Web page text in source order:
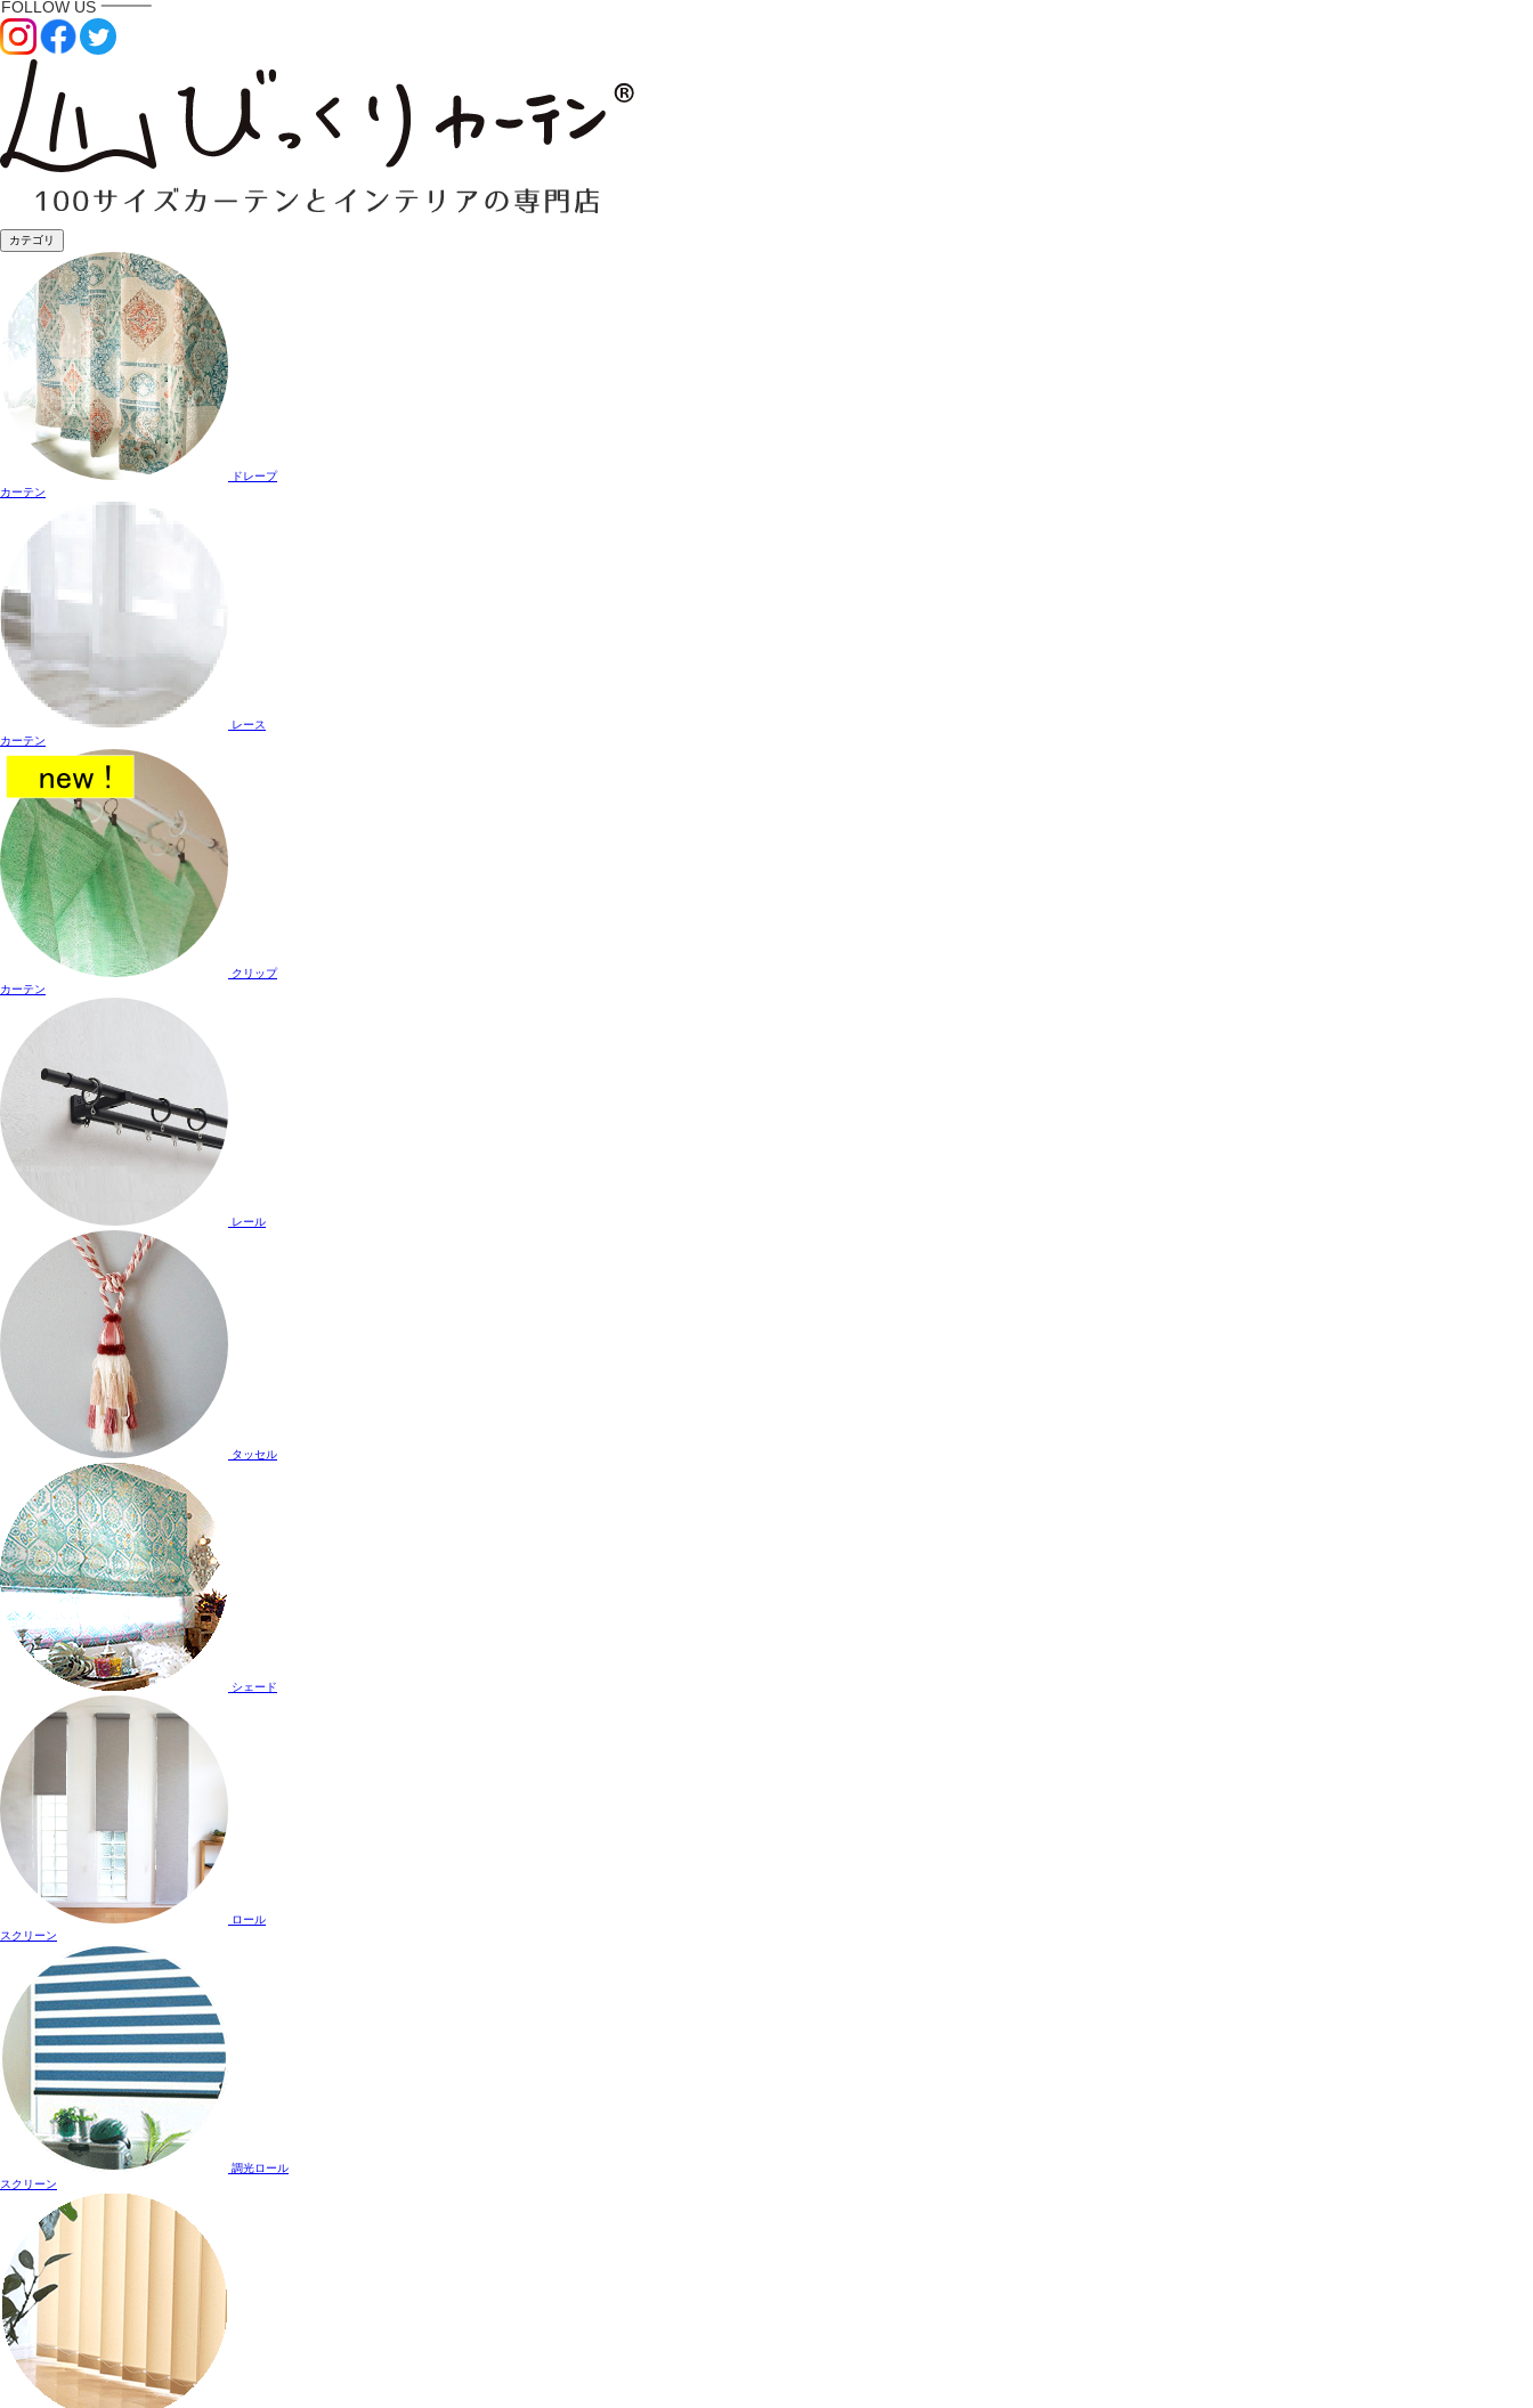
カテゴリ
ドレープ
カーテン
レース
カーテン
クリップ
カーテン
レール
タッセル
シェード
ロール
スクリーン
調光ロール
スクリーン